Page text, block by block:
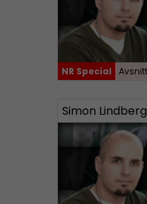
NR Special Avsnitt
Simon